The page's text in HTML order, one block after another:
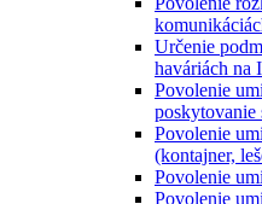
Určenie
haváriách na
Povolenie
poskytovanie
Povolenie
(kontajner,
Povolenie
Povolenie